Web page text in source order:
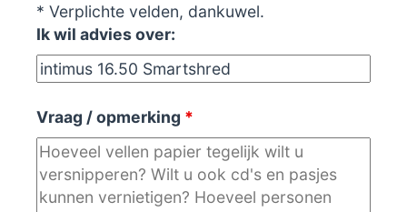
* Verplichte velden, dankuwel.
Ik wil advies over:
Vraag / opmerking *